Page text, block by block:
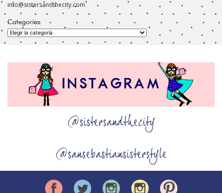
info@sistersandthecity.com
Categorías
Categorías
@sistersandthecity
@sansebastiansisterstyle